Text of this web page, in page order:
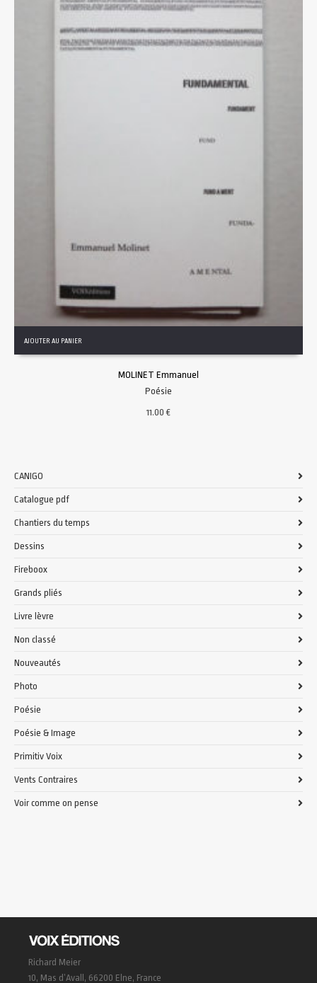
AJOUTER AU PANIER
MOLINET Emmanuel
Poésie
11.00€
CANIGO
Catalogue pdf
Chantiers du temps
Dessins
Fireboox
Grands pliés
Livre lèvre
Non classé
Nouveautés
Photo
Poésie
Poésie & Image
Primitiv Voix
Vents Contraires
Voir comme on pense
Richard Meier
10, Mas d’Avall, 66200 Elne, France